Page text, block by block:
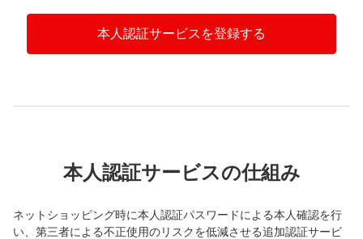
本人認証サービスを登録する
本人認証サービスの仕組み
ネットショッピング時に本人認証パスワードによる本人確認を行
い、第三者による不正使用のリスクを低減させる追加認証サービ